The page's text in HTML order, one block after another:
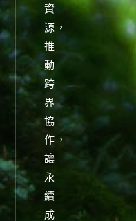
資
源，
推
動
跨
界
協
作，
讓
永
續
成